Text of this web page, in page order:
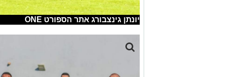
יונתן גינצבורג אתר הספורט ONE